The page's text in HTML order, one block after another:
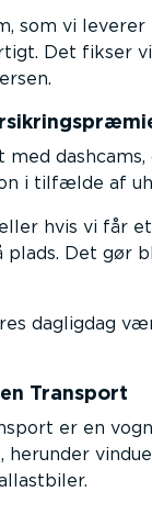
som vi
Det fikser
i tilfælde af
hvis vi får
plads. Det gør
dagligdag
Transport
er en
herunder